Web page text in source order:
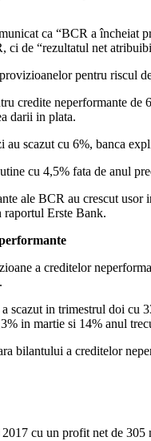
ca “BCR a încheiat
ci de “rezultatul net
pentru riscul
credite neperformante
darii in plata.
scazut cu 6%, banca
cu 4,5% fata de anul
ale BCR au crescut
raportul Erste Bank.
a creditelor
scazut in trimestrul doi
in martie si 14% anul
bilantului a creditelor
cu un profit net de